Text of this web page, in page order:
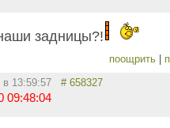
задницы?!
поощрить
в 13:59:57 # 658327
09:48:04